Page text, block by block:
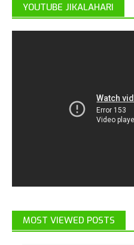
YOUTUBE JIKALAHARI
MOST VIEWED POSTS